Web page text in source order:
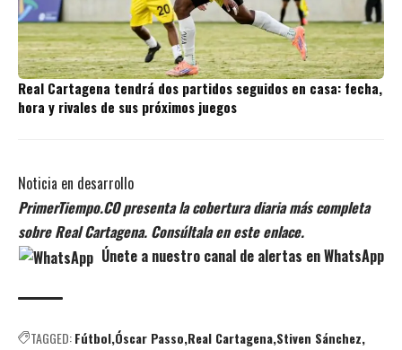
Real Cartagena tendrá dos partidos seguidos en casa: fecha,
hora y rivales de sus próximos juegos
Noticia en desarrollo
PrimerTiempo.CO presenta la cobertura diaria más completa
sobre Real Cartagena. Consúltala en este enlace.
Únete a nuestro canal de alertas en WhatsApp
TAGGED:Fútbol Óscar Passo Real Cartagena Stiven Sánchez